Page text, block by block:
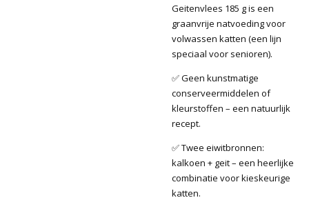
Geitenvlees 185 g is een
graanvrije natvoeding voor
volwassen katten (een lijn
speciaal voor senioren).
✅ Geen kunstmatige
conserveermiddelen of
kleurstoffen – een natuurlijk
recept.
✅ Twee eiwitbronnen:
kalkoen + geit – een heerlijke
combinatie voor kieskeurige
katten.